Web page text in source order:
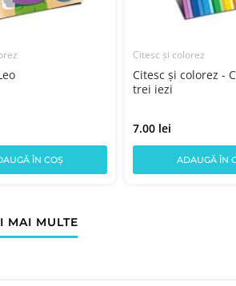
ÎN COȘ
Citesc și colorez
Citesc și colorez -
trei iezi
7.00 lei
ADAUGĂ ÎN
MAI MULTE